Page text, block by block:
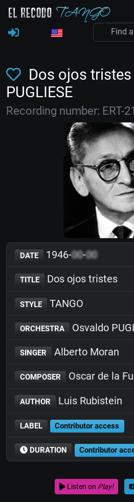
Dos ojos
PUGLIESE
Recording number: ERT-
DATE 1946-00-00
TITLE Dos ojos tristes
STYLE TANGO
ORCHESTRA Osvaldo
SINGER Alberto Moran
COMPOSER Oscar de la
AUTHOR Luis Rubistein
LABEL Contributor access
DURATION Contributor
Listen on Play!